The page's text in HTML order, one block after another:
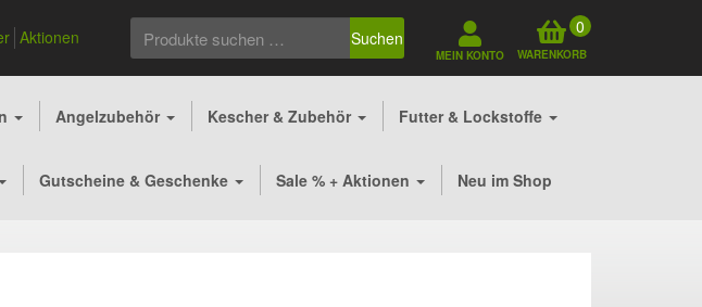
Aktionen
nach:
Suchen
MEIN KONTO
0
WARENKORB
Angelzubehör Kescher & Zubehör Futter & Lockstoffe
Gutscheine & Geschenke Sale % + Aktionen Neu im Shop